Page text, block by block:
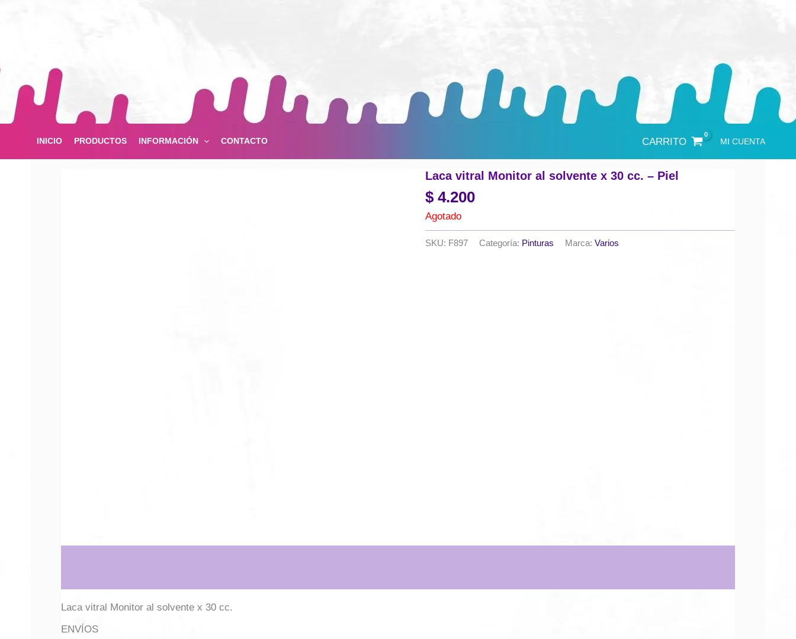
INICIO PRODUCTOS INFORMACIÓN CONTACTO CARRITO MI CUENTA
Laca vitral Monitor al solvente x 30 cc. – Piel
$4.200
Agotado
SKU: F897 Categoría: Pinturas Marca: Varios
Laca vitral Monitor al solvente x 30 cc.
ENVÍOS